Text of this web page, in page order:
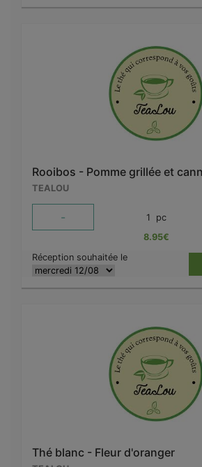
Rooibos - Pomme grillée et
TEALOU
- 1 pc
8.95€
Réception souhaitée le
Thé blanc - Fleur d'oranger